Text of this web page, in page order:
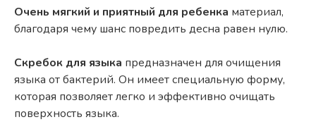
Очень мягкий и приятный для ребенка материал,
благодаря чему шанс повредить десна равен нулю.
Скребок для языка предназначен для очищения
языка от бактерий. Он имеет специальную форму,
которая позволяет легко и эффективно очищать
поверхность языка.